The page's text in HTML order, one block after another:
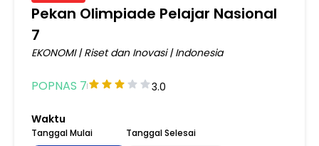
Pekan Olimpiade Pelajar Nasional
7
EKONOMI|Riset dan Inovasi|Indonesia
POPNAS 7 3.0
Waktu
Tanggal Mulai Tanggal Selesai